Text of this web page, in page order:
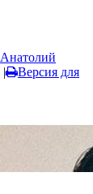
Анатолий
|
Версия для